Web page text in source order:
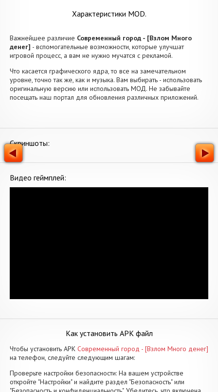
Характеристики MOD.
Важнейшее различие Современный город - [Взлом Много
денег] - вспомогательные возможности, которые улучшат
игровой процесс, а вам не нужно мучатся с рекламой.
Что касается графического ядра, то все на замечательном
уровне, точно так же, как и музыка. Вам выбирать - использовать
оригинальную версию или использовать МОД. Не забывайте
посещать наш портал для обновления различных приложений.
Скриншоты:
Видео геймплей:
Как установить APK файл
Чтобы установить APK Современный город - [Взлом Много денег]
на телефон, следуйте следующим шагам:
Проверьте настройки безопасности: На вашем устройстве
откройте "Настройки" и найдите раздел "Безопасность" или